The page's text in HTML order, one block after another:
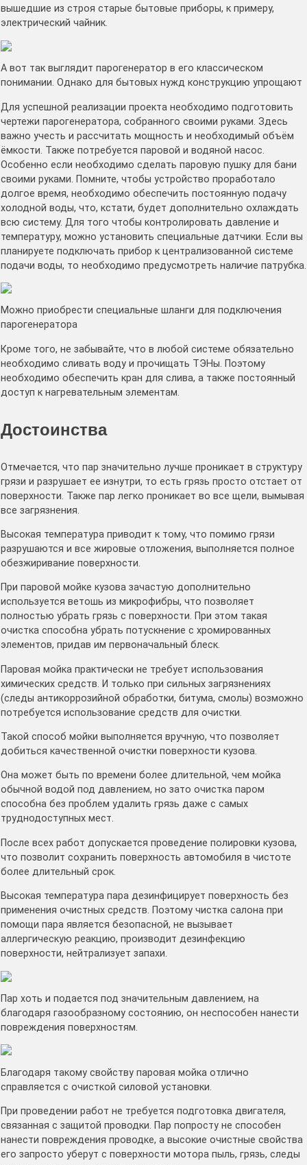
вышедшие из строя старые бытовые приборы, к примеру,
электрический чайник.
А вот так выглядит парогенератор в его классическом
понимании. Однако для бытовых нужд конструкцию упрощают
Для успешной реализации проекта необходимо подготовить
чертежи парогенератора, собранного своими руками. Здесь
важно учесть и рассчитать мощность и необходимый объём
ёмкости. Также потребуется паровой и водяной насос.
Особенно если необходимо сделать паровую пушку для бани
своими руками. Помните, чтобы устройство проработало
долгое время, необходимо обеспечить постоянную подачу
холодной воды, что, кстати, будет дополнительно охлаждать
всю систему. Для того чтобы контролировать давление и
температуру, можно установить специальные датчики. Если вы
планируете подключать прибор к централизованной системе
подачи воды, то необходимо предусмотреть наличие патрубка.
Можно приобрести специальные шланги для подключения
парогенератора
Кроме того, не забывайте, что в любой системе обязательно
необходимо сливать воду и прочищать ТЭНы. Поэтому
необходимо обеспечить кран для слива, а также постоянный
доступ к нагревательным элементам.
Достоинства
Отмечается, что пар значительно лучше проникает в структуру
грязи и разрушает ее изнутри, то есть грязь просто отстает от
поверхности. Также пар легко проникает во все щели, вымывая
все загрязнения.
Высокая температура приводит к тому, что помимо грязи
разрушаются и все жировые отложения, выполняется полное
обезжиривание поверхности.
При паровой мойке кузова зачастую дополнительно
используется ветошь из микрофибры, что позволяет
полностью убрать грязь с поверхности. При этом такая
очистка способна убрать потускнение с хромированных
элементов, придав им первоначальный блеск.
Паровая мойка практически не требует использования
химических средств. И только при сильных загрязнениях
(следы антикоррозийной обработки, битума, смолы) возможно
потребуется использование средств для очистки.
Такой способ мойки выполняется вручную, что позволяет
добиться качественной очистки поверхности кузова.
Она может быть по времени более длительной, чем мойка
обычной водой под давлением, но зато очистка паром
способна без проблем удалить грязь даже с самых
труднодоступных мест.
После всех работ допускается проведение полировки кузова,
что позволит сохранить поверхность автомобиля в чистоте
более длительный срок.
Высокая температура пара дезинфицирует поверхность без
применения очистных средств. Поэтому чистка салона при
помощи пара является безопасной, не вызывает
аллергическую реакцию, производит дезинфекцию
поверхности, нейтрализует запахи.
Пар хоть и подается под значительным давлением, на
благодаря газообразному состоянию, он неспособен нанести
повреждения поверхностям.
Благодаря такому свойству паровая мойка отлично
справляется с очисткой силовой установки.
При проведении работ не требуется подготовка двигателя,
связанная с защитой проводки. Пар попросту не способен
нанести повреждения проводке, а высокие очистные свойства
его запросто уберут с поверхности мотора пыль, грязь, следы